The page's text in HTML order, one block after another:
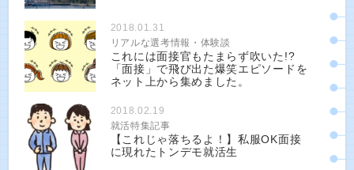
2018.01.31
リアルな選考情報・体験談
これには面接官もたまらず吹いた!?
「面接」で飛び出た爆笑エピソードを
ネット上から集めました。
2018.02.19
就活特集記事
【これじゃ落ちるよ！】私服OK面接
に現れたトンデモ就活生